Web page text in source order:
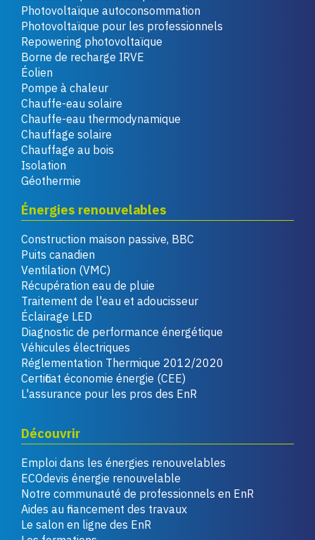
Photovoltaïque autoconsommation
Photovoltaïque pour les professionnels
Repowering photovoltaïque
Borne de recharge IRVE
Éolien
Pompe à chaleur
Chauffe-eau solaire
Chauffe-eau thermodynamique
Chauffage solaire
Chauffage au bois
Isolation
Géothermie
Énergies renouvelables
Construction maison passive, BBC
Puits canadien
Ventilation (VMC)
Récupération eau de pluie
Traitement de l'eau et adoucisseur
Éclairage LED
Diagnostic de performance énergétique
Véhicules électriques
Réglementation Thermique 2012/2020
Certificat économie énergie (CEE)
L'assurance pour les pros des EnR
Découvrir
Emploi dans les énergies renouvelables
ECOdevis énergie renouvelable
Notre communauté de professionnels en EnR
Aides au financement des travaux
Le salon en ligne des EnR